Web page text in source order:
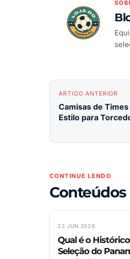
ARTIGO ANTERIOR
Camisas de
Estilo para
CONTINUE LENDO
22 JUN 2026
Qual é o
Seleção do